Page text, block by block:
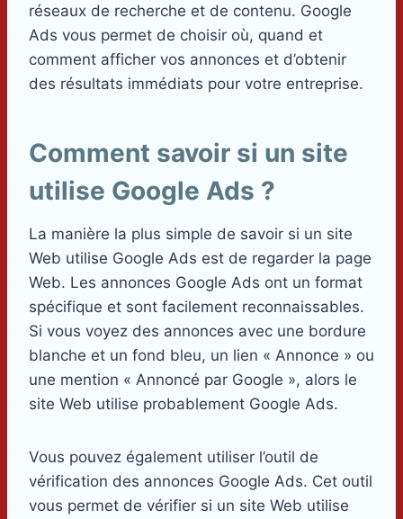
réseaux de recherche et de contenu. Google
Ads vous permet de choisir où, quand et
comment afficher vos annonces et d’obtenir
des résultats immédiats pour votre entreprise.
Comment savoir si un site
utilise Google Ads ?
La manière la plus simple de savoir si un site
Web utilise Google Ads est de regarder la page
Web. Les annonces Google Ads ont un format
spécifique et sont facilement reconnaissables.
Si vous voyez des annonces avec une bordure
blanche et un fond bleu, un lien « Annonce » ou
une mention « Annoncé par Google », alors le
site Web utilise probablement Google Ads.
Vous pouvez également utiliser l’outil de
vérification des annonces Google Ads. Cet outil
vous permet de vérifier si un site Web utilise